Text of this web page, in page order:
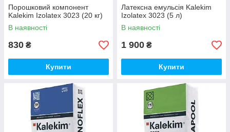
Порошковий компонент
Kalekim Izolatex 3023 (20 кг)
В наявності
830 ₴
Купити
Латексна емульсія Kalekim
Izolatex 3023 (5 л)
В наявності
1 900 ₴
Купити